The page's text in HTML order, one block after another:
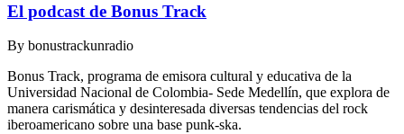
El podcast de Bonus Track
By bonustrackunradio
Bonus Track, programa de emisora cultural y educativa de la
Universidad Nacional de Colombia- Sede Medellín, que explora de
manera carismática y desinteresada diversas tendencias del rock
iberoamericano sobre una base punk-ska.